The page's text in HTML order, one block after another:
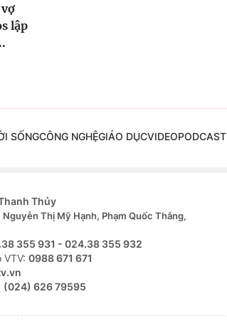
lập
SỐNGCÔNG NGHỆGIÁO DỤCVIDEOPODCAST
Thủy
Nguyễn Thị Mỹ Hạnh, Phạm Quốc Thắng,
355 931 - 024.38 355 932
0988 671 671
(024) 626 79595